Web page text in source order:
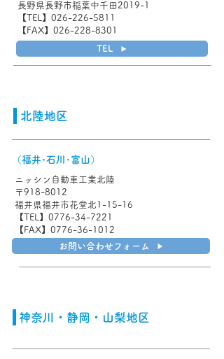
長野県長野市稲葉中千田2019-1
【TEL】026-226-5811
【FAX】026-228-8301
TEL
北陸地区
（福井･石川･富山）
ニッシン自動車工業北陸
〒918-8012
福井県福井市花堂北1-15-16
【TEL】0776-34-7221
【FAX】0776-36-1012
お問い合わせフォーム
神奈川・静岡・山梨地区